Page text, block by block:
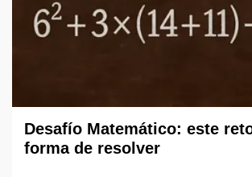
Desafío Matemático: este
forma de resolver